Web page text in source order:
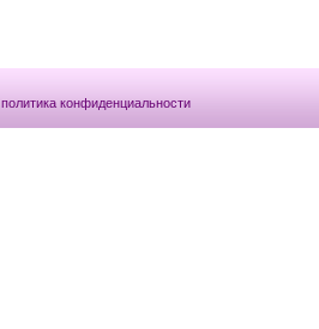
политика конфиденциальности